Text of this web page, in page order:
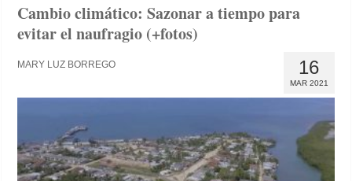
Cambio climático: Sazonar a tiempo para
evitar el naufragio (+fotos)
16
MAR 2021
MARY LUZ BORREGO